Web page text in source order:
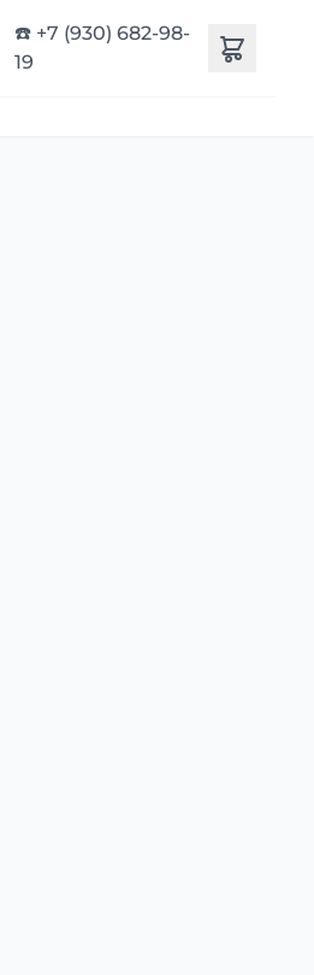
☎️ +7 (930) 682-98-
19